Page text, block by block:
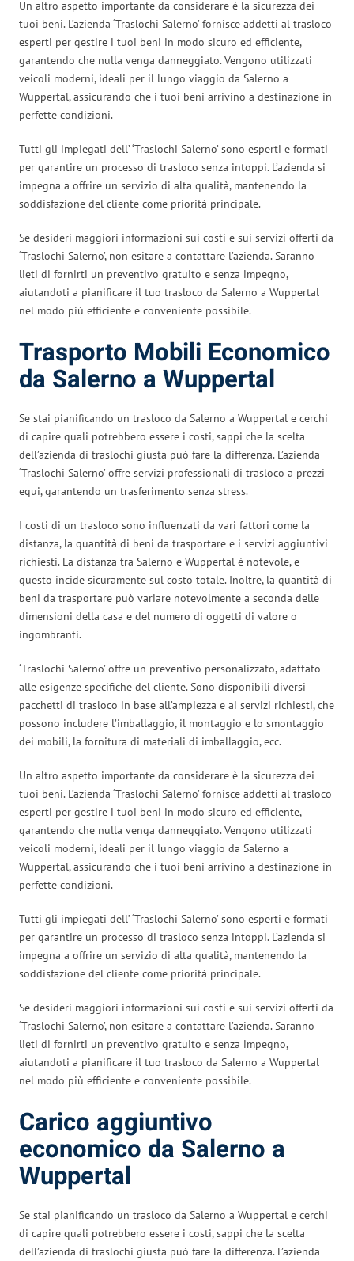
Un altro aspetto importante da considerare è la sicurezza dei
tuoi beni. L’azienda ‘Traslochi Salerno’ fornisce addetti al trasloco
esperti per gestire i tuoi beni in modo sicuro ed efficiente,
garantendo che nulla venga danneggiato. Vengono utilizzati
veicoli moderni, ideali per il lungo viaggio da Salerno a
Wuppertal, assicurando che i tuoi beni arrivino a destinazione in
perfette condizioni.
Tutti gli impiegati dell’ ‘Traslochi Salerno’ sono esperti e formati
per garantire un processo di trasloco senza intoppi. L’azienda si
impegna a offrire un servizio di alta qualità, mantenendo la
soddisfazione del cliente come priorità principale.
Se desideri maggiori informazioni sui costi e sui servizi offerti da
‘Traslochi Salerno’, non esitare a contattare l’azienda. Saranno
lieti di fornirti un preventivo gratuito e senza impegno,
aiutandoti a pianificare il tuo trasloco da Salerno a Wuppertal
nel modo più efficiente e conveniente possibile.
Trasporto Mobili Economico
da Salerno a Wuppertal
Se stai pianificando un trasloco da Salerno a Wuppertal e cerchi
di capire quali potrebbero essere i costi, sappi che la scelta
dell’azienda di traslochi giusta può fare la differenza. L’azienda
‘Traslochi Salerno’ offre servizi professionali di trasloco a prezzi
equi, garantendo un trasferimento senza stress.
I costi di un trasloco sono influenzati da vari fattori come la
distanza, la quantità di beni da trasportare e i servizi aggiuntivi
richiesti. La distanza tra Salerno e Wuppertal è notevole, e
questo incide sicuramente sul costo totale. Inoltre, la quantità di
beni da trasportare può variare notevolmente a seconda delle
dimensioni della casa e del numero di oggetti di valore o
ingombranti.
‘Traslochi Salerno’ offre un preventivo personalizzato, adattato
alle esigenze specifiche del cliente. Sono disponibili diversi
pacchetti di trasloco in base all’ampiezza e ai servizi richiesti, che
possono includere l’imballaggio, il montaggio e lo smontaggio
dei mobili, la fornitura di materiali di imballaggio, ecc.
Un altro aspetto importante da considerare è la sicurezza dei
tuoi beni. L’azienda ‘Traslochi Salerno’ fornisce addetti al trasloco
esperti per gestire i tuoi beni in modo sicuro ed efficiente,
garantendo che nulla venga danneggiato. Vengono utilizzati
veicoli moderni, ideali per il lungo viaggio da Salerno a
Wuppertal, assicurando che i tuoi beni arrivino a destinazione in
perfette condizioni.
Tutti gli impiegati dell’ ‘Traslochi Salerno’ sono esperti e formati
per garantire un processo di trasloco senza intoppi. L’azienda si
impegna a offrire un servizio di alta qualità, mantenendo la
soddisfazione del cliente come priorità principale.
Se desideri maggiori informazioni sui costi e sui servizi offerti da
‘Traslochi Salerno’, non esitare a contattare l’azienda. Saranno
lieti di fornirti un preventivo gratuito e senza impegno,
aiutandoti a pianificare il tuo trasloco da Salerno a Wuppertal
nel modo più efficiente e conveniente possibile.
Carico aggiuntivo
economico da Salerno a
Wuppertal
Se stai pianificando un trasloco da Salerno a Wuppertal e cerchi
di capire quali potrebbero essere i costi, sappi che la scelta
dell’azienda di traslochi giusta può fare la differenza. L’azienda